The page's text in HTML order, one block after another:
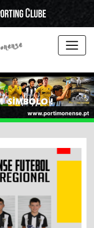
www.portimonense.pt